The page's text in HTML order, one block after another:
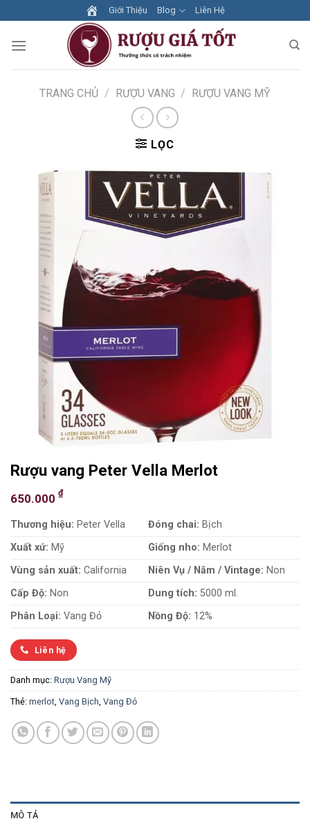
to
content
Giới Thiệu Blog Liên Hệ
TRANG CHỦ / RƯỢU VANG / RƯỢU VANG MỸ
LỌC
Rượu vang Peter Vella Merlot
650.000 ₫
Thương hiệu: Peter Vella Đóng chai: Bịch
Xuất xứ: Mỹ Giống nho: Merlot
Vùng sản xuất: California Niên Vụ / Năm / Vintage: Non
Cấp Độ: Non Dung tích: 5000 ml.
Phân Loại: Vang Đỏ Nồng Độ: 12%
Liên hệ
Danh mục: Rượu Vang Mỹ
Thẻ: merlot, Vang Bịch, Vang Đỏ
MÔ TẢ